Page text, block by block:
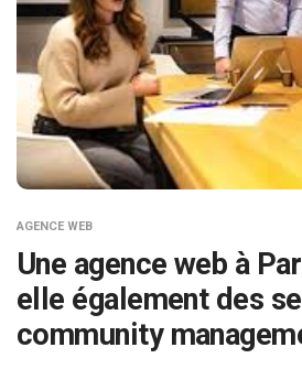
AGENCE WEB
Une agence web à
elle également des
community